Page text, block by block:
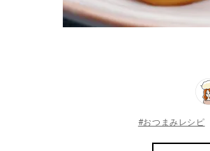
#おつまみレシピ